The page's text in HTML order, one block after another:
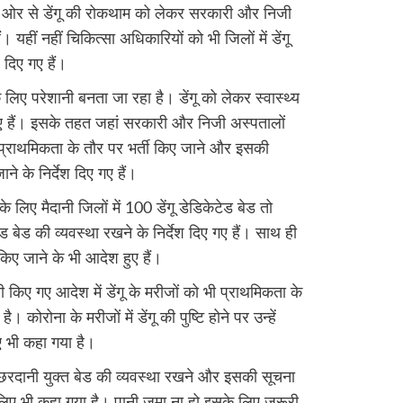
ओर से डेंगू की रोकथाम को लेकर सरकारी और निजी
यहीं नहीं चिकित्सा अधिकारियों को भी जिलों में डेंगू
गए हैं।
परेशानी बनता जा रहा है। डेंगू को लेकर स्वास्थ्य
हैं। इसके तहत जहां सरकारी और निजी अस्पतालों
के तौर पर भर्ती किए जाने और इसकी
के निर्देश दिए गए हैं।
के लिए मैदानी जिलों में 100 डेंगू डेडिकेटेड बेड तो
बेड की व्यवस्था रखने के निर्देश दिए गए हैं। साथ ही
जाने के भी आदेश हुए हैं।
गए आदेश में डेंगू के मरीजों को भी प्राथमिकता के
कोरोना के मरीजों में डेंगू की पुष्टि होने पर उन्हें
कहा गया है।
युक्त बेड की व्यवस्था रखने और इसकी सूचना